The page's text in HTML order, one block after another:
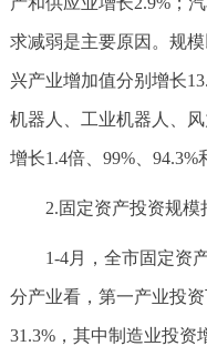
求减弱是主要原因。规
兴产业增加值分别增长
机器人、工业机器人、
增长1.4倍、99%、94.3%
2.固定资产投资规
1-4月，全市固定资
分产业看，第一产业投
31.3%，其中制造业投资